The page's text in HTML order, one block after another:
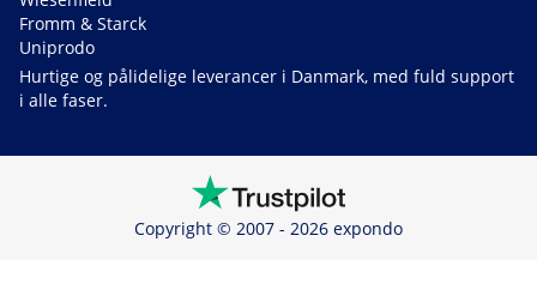
Fromm & Starck
Uniprodo
Hurtige og pålidelige leverancer i Danmark, med fuld support
i alle faser.
Copyright © 2007 - 2026 expondo